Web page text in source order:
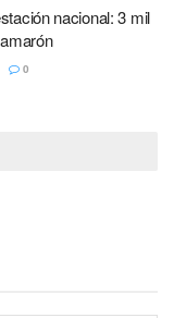
nacional: 3 mil
0